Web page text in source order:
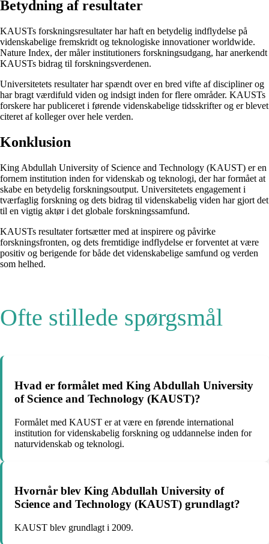
Betydning af resultater
KAUSTs forskningsresultater har haft en betydelig indflydelse på
videnskabelige fremskridt og teknologiske innovationer worldwide.
Nature Index, der måler institutioners forskningsudgang, har anerkendt
KAUSTs bidrag til forskningsverdenen.
Universitetets resultater har spændt over en bred vifte af discipliner og
har bragt værdifuld viden og indsigt inden for flere områder. KAUSTs
forskere har publiceret i førende videnskabelige tidsskrifter og er blevet
citeret af kolleger over hele verden.
Konklusion
King Abdullah University of Science and Technology (KAUST) er en
fornem institution inden for videnskab og teknologi, der har formået at
skabe en betydelig forskningsoutput. Universitetets engagement i
tværfaglig forskning og dets bidrag til videnskabelig viden har gjort det
til en vigtig aktør i det globale forskningssamfund.
KAUSTs resultater fortsætter med at inspirere og påvirke
forskningsfronten, og dets fremtidige indflydelse er forventet at være
positiv og berigende for både det videnskabelige samfund og verden
som helhed.
Ofte stillede spørgsmål
Hvad er formålet med King Abdullah University
of Science and Technology (KAUST)?
Formålet med KAUST er at være en førende international
institution for videnskabelig forskning og uddannelse inden for
naturvidenskab og teknologi.
Hvornår blev King Abdullah University of
Science and Technology (KAUST) grundlagt?
KAUST blev grundlagt i 2009.